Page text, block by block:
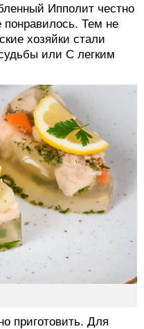
Ипполит честно
Тем не
хозяйки стали
или С легким
приготовить. Для